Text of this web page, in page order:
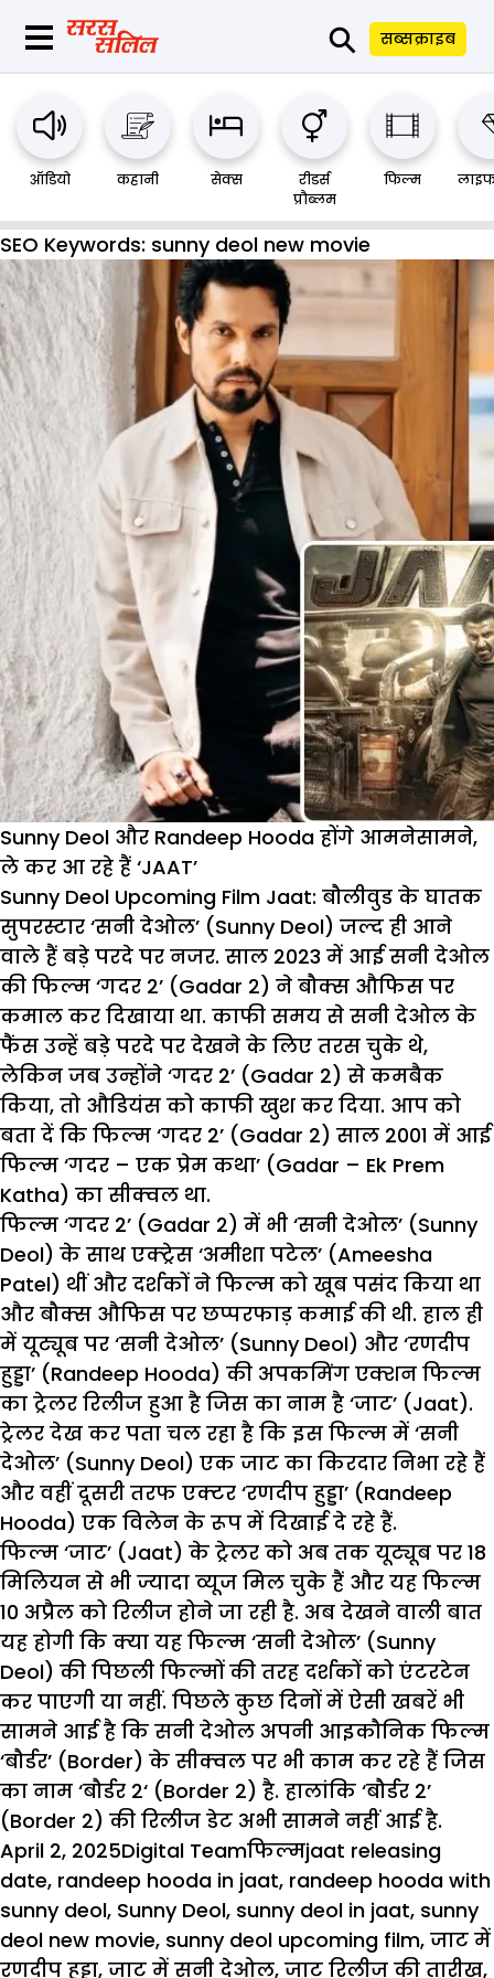
⚲ सब्सक्राइब
ऑडियो कहानी सेक्स
रीडर्स
प्रौब्लम
फिल्म
SEO Keywords: sunny deol new movie
Sunny Deol और Randeep Hooda होंगे आमनेसामने,
ले कर आ रहे हैं ‘JAAT’
Sunny Deol Upcoming Film Jaat: बौलीवुड के घातक
सुपरस्टार ‘सनी देओल’ (Sunny Deol) जल्द ही आने
वाले हैं बड़े परदे पर नजर. साल 2023 में आई सनी देओल
की फिल्म ‘गदर 2’ (Gadar 2) ने बौक्स औफिस पर
कमाल कर दिखाया था. काफी समय से सनी देओल के
फैंस उन्हें बड़े परदे पर देखने के लिए तरस चुके थे,
लेकिन जब उन्होंने ‘गदर 2’ (Gadar 2) से कमबैक
किया, तो औडियंस को काफी खुश कर दिया. आप को
बता दें कि फिल्म ‘गदर 2’ (Gadar 2) साल 2001 में आई
फिल्म ‘गदर – एक प्रेम कथा’ (Gadar – Ek Prem
Katha) का सीक्वल था.
फिल्म ‘गदर 2’ (Gadar 2) में भी ‘सनी देओल’ (Sunny
Deol) के साथ एक्ट्रेस ‘अमीशा पटेल’ (Ameesha
Patel) थीं और दर्शकों ने फिल्म को खूब पसंद किया था
और बौक्स औफिस पर छप्परफाड़ कमाई की थी. हाल ही
में यूट्यूब पर ‘सनी देओल’ (Sunny Deol) और ‘रणदीप
हुड्डा’ (Randeep Hooda) की अपकमिंग एक्शन फिल्म
का ट्रेलर रिलीज हुआ है जिस का नाम है ‘जाट’ (Jaat).
ट्रेलर देख कर पता चल रहा है कि इस फिल्म में ‘सनी
देओल’ (Sunny Deol) एक जाट का किरदार निभा रहे हैं
और वहीं दूसरी तरफ एक्टर ‘रणदीप हुड्डा’ (Randeep
Hooda) एक विलेन के रूप में दिखाई दे रहे हैं.
फिल्म ‘जाट’ (Jaat) के ट्रेलर को अब तक यूट्यूब पर 18
मिलियन से भी ज्यादा व्यूज मिल चुके हैं और यह फिल्म
10 अप्रैल को रिलीज होने जा रही है. अब देखने वाली बात
यह होगी कि क्या यह फिल्म ‘सनी देओल’ (Sunny
Deol) की पिछली फिल्मों की तरह दर्शकों को एंटरटेन
कर पाएगी या नहीं. पिछले कुछ दिनों में ऐसी खबरें भी
सामने आई है कि सनी देओल अपनी आइकौनिक फिल्म
‘बौर्डर’ (Border) के सीक्वल पर भी काम कर रहे हैं जिस
का नाम ‘बौर्डर 2‘ (Border 2) है. हालांकि ‘बौर्डर 2’
(Border 2) की रिलीज डेट अभी सामने नहीं आई है.
Posted
on
April 2, 2025Author
Digital TeamCategories
फिल्मTags
jaat releasing
date, randeep hooda in jaat, randeep hooda with
sunny deol, Sunny Deol, sunny deol in jaat, sunny
deol new movie, sunny deol upcoming film, जाट में
रणदीप हुड्डा, जाट में सनी देओल, जाट रिलीज की तारीख,